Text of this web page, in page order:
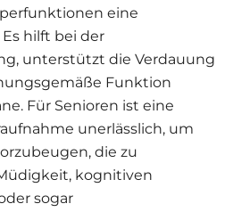
eine
hilft bei der
unterstützt die Verdauung
Funktion
Für Senioren ist eine
unerlässlich, um
die zu
kognitiven
sogar